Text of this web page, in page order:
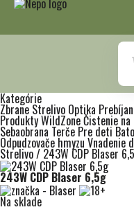
Kategórie
Zbrane Strelivo Optika
Produkty WildZoneČistenie
Sebaobrana Terče Pre deti
Odpudzovače hmyzu Vnadenie
Strelivo/ 243W CDP Blaser
243W CDP Blaser 6,5g
Na sklade